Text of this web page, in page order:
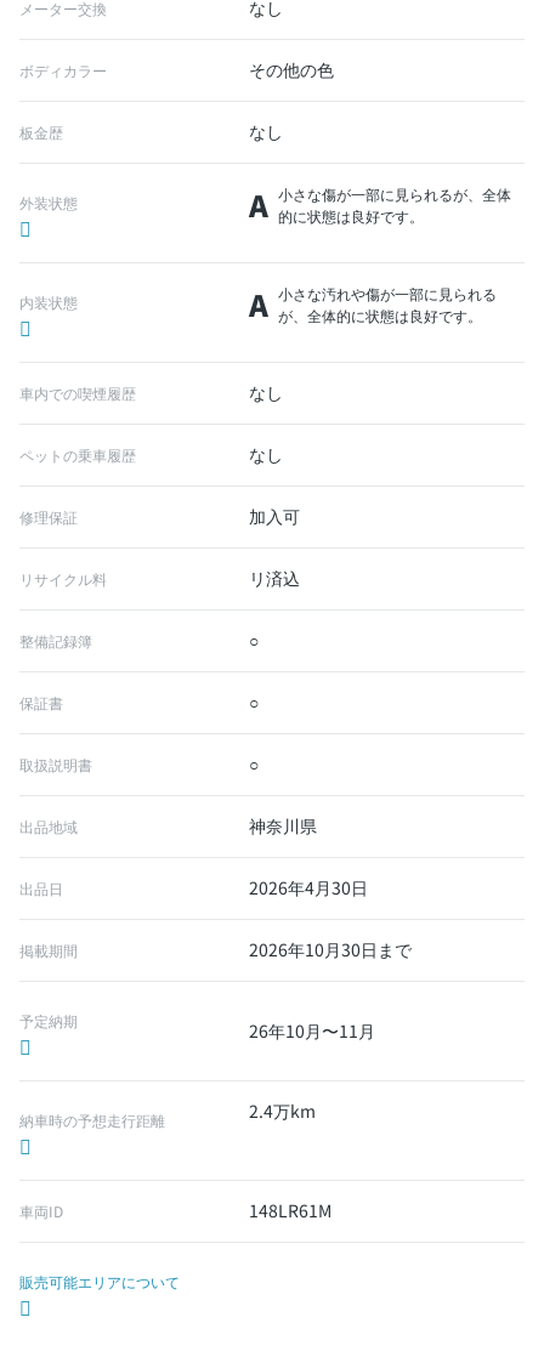
メーター交換 なし
ボディカラー その他の色
板金歴 なし
外装状態 A 小さな傷が一部に見られるが、全体
的に状態は良好です。
内装状態 A 小さな汚れや傷が一部に見られる
が、全体的に状態は良好です。
車内での喫煙履歴 なし
ペットの乗車履歴 なし
修理保証 加入可
リサイクル料 リ済込
整備記録簿 ○
保証書 ○
取扱説明書 ○
出品地域 神奈川県
出品日 2026年4月30日
掲載期間 2026年10月30日まで
予定納期 26年10月〜11月
納車時の予想走行距離 2.4万km
車両ID 148LR61M
販売可能エリアについて